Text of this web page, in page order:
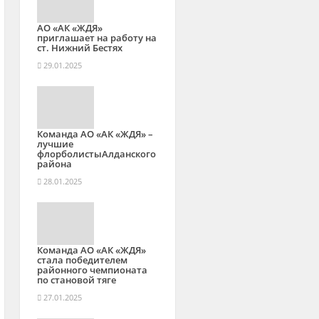
АО «АК «ЖДЯ»
приглашает на работу на
ст. Нижний Бестях
29.01.2025
Команда АО «АК «ЖДЯ» –
лучшие
флорболистыАлданского
района
28.01.2025
Команда АО «АК «ЖДЯ»
стала победителем
районного чемпионата
по становой тяге
27.01.2025